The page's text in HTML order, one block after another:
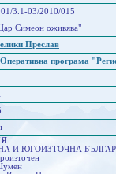
3.1-03/2010/015
Симеон оживява"
Преслав
Оперативна програма
И ЮГОИЗТОЧНА